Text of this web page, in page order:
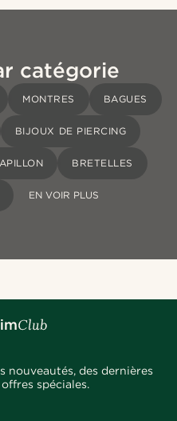
catégorie
MONTRES BAGUES
BIJOUX DE PIERCING
BRETELLES
EN VOIR PLUS
nouveautés, des dernières
spéciales.